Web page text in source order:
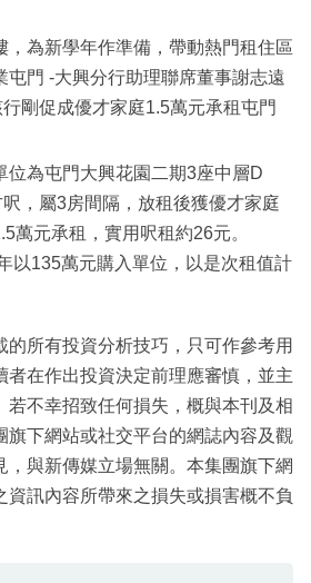
，為新學年作準備，帶動熱門租住區
屯門 -大興分行助理聯席董事謝志遠
剛促成優才家庭1.5萬元承租屯門
位為屯門大興花園二期3座中層D
，屬3房間隔，放租後獲優才家庭
萬元承租，實用呎租約26元。
以135萬元購入單位，以是次租值計
的所有投資分析技巧，只可作參考用
者在作出投資決定前理應審慎，並主
若不幸招致任何損失，概與本刊及相
旗下網站或社交平台的網誌內容及觀
，與新傳媒立場無關。本集團旗下網
資訊內容所帶來之損失或損害概不負